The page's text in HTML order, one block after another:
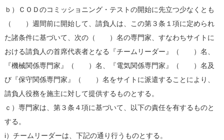
ｂ）ＣＯＤのコミッショニング・テストの開始に先立つ少なくとも
（ ）週間前に開始して、請負人は、この第３条１項に定められ
た諸条件に基づいて、次の（ ）名の専門家、すなわちサイトに
おける請負人の首席代表者となる『チームリーダー』（ ）名、
『機械関係専門家』（ ）名、『電気関係専門家』（ ）名及
び『保守関係専門家』（ ）名をサイトに派遣することにより、
請負人役務を施主に対して提供するものとする。
ｃ）専門家は、第３条４項に基づいて、以下の責任を有するものと
する。
i）チームリーダーは、下記の通り行うものとする。